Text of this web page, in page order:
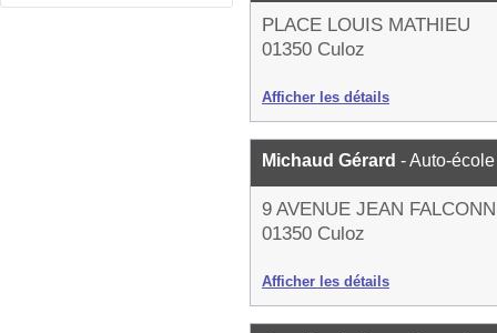
PLACE LOUIS MATHIEU
01350 Culoz
Afficher les détails
Michaud Gérard - Auto-école
9 AVENUE JEAN
01350 Culoz
Afficher les détails